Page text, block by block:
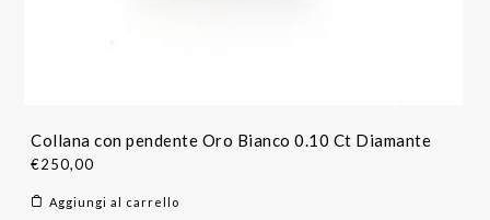
Collana con pendente Oro Bianco 0.10 Ct Diamante
€250,00
Aggiungi al carrello